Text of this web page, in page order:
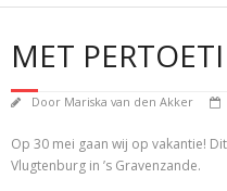
MET
Door Mariska van den Akker
Op 30 mei gaan wij op vakantie!
Vlugtenburg in ’s Gravenzande.